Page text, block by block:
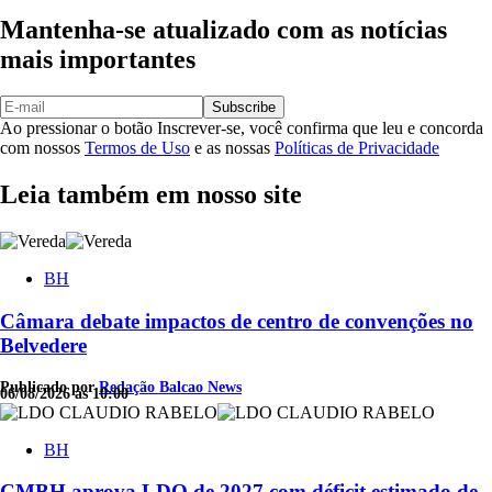
Mantenha-se atualizado com as notícias
mais importantes
Subscribe
Ao pressionar o botão Inscrever-se, você confirma que leu e concorda
com nossos Termos de Uso e as nossas Políticas de Privacidade
Leia também em nosso site
BH
Câmara debate impactos de centro de convenções no
Belvedere
Publicado porRedação Balcao News
06/08/2026 às 10:00
BH